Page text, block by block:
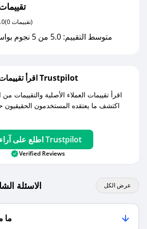
مع صحصح، تسوق بذكاء ووفّر على
(0 تقييمات)
متوسط التقييم: 5.0 من 5 نجوم بواسطة 0 مستخدمين
اقرأ تقييمات واراء العملاء على Trustpilot
اقرأ تقييمات العملاء الأصلية والتقييمات
اكتشف ما يعتقده المستخدمون الحقيقيون
اطلع على آراء عملائنا على Trustpilot
Verified Reviews
الاسئلة عرض الكل
ما